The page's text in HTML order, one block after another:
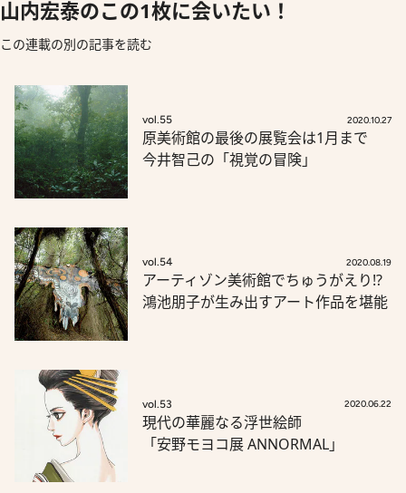
山内宏泰のこの1枚に会いたい！
この連載の別の記事を読む
vol.55 2020.10.27
原美術館の最後の展覧会は1月まで
今井智己の「視覚の冒険」
vol.54 2020.08.19
アーティゾン美術館でちゅうがえり!?
鴻池朋子が生み出すアート作品を堪能
vol.53 2020.06.22
現代の華麗なる浮世絵師
「安野モヨコ展 ANNORMAL」